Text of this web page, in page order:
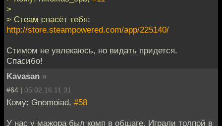
>
> Стеам спасёт тебя:
http://store.steampowered.com/app/225140/
Стимом не увлекаюсь, но видать придется.
Спасибо!
Kavasan »
#64 | 05.02.16 11:31
Кому: Gnomoiad, #58
У нас у мажора был комп в общаге. Играли толпой в